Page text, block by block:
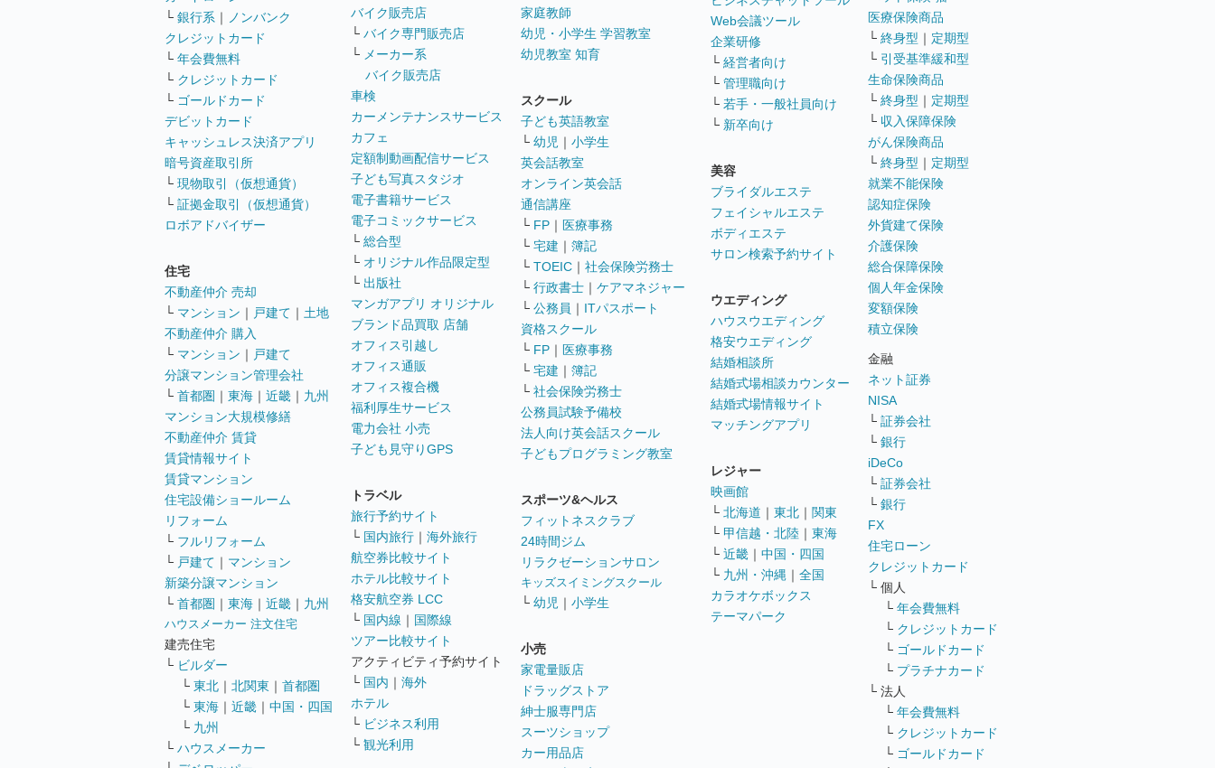
└ 銀行系 ｜
ノンバンク
クレジットカード
└ 年会費無料
└ クレジットカード
└ ゴールドカード
デビットカード
キャッシュレス決済アプリ
暗号資産取引所
└ 現物取引（仮想通貨）
└ 証拠金取引（仮想通貨）
ロボアドバイザー
住宅
不動産仲介 売却
└ マンション ｜ 戸建て ｜ 土地
不動産仲介 購入
└ マンション ｜ 戸建て
分譲マンション管理会社
└ 首都圏 ｜ 東海 ｜ 近畿 ｜ 九州
マンション大規模修繕
不動産仲介 賃貸
賃貸情報サイト
賃貸マンション
住宅設備ショールーム
リフォーム
└ フルリフォーム
└ 戸建て ｜ マンション
新築分譲マンション
└ 首都圏 ｜ 東海 ｜ 近畿 ｜ 九州
ハウスメーカー 注文住宅
建売住宅
└ ビルダー
└ 東北 ｜ 北関東 ｜ 首都圏
└ 東海 ｜ 近畿 ｜ 中国・四国
└ 九州
└ ハウスメーカー
バイク販売店
└ バイク専門販売店
└ メーカー系
バイク販売店
車検
カーメンテナンスサービス
カフェ
定額制動画配信サービス
子ども写真スタジオ
電子書籍サービス
電子コミックサービス
└ 総合型
└ オリジナル作品限定型
└ 出版社
マンガアプリ オリジナル
ブランド品買取 店舗
オフィス引越し
オフィス通販
オフィス複合機
福利厚生サービス
電力会社 小売
子ども見守りGPS
トラベル
旅行予約サイト
└ 国内旅行 ｜ 海外旅行
航空券比較サイト
ホテル比較サイト
格安航空券 LCC
└ 国内線 ｜ 国際線
ツアー比較サイト
アクティビティ予約サイト
└ 国内 ｜ 海外
ホテル
└ ビジネス利用
└ 観光利用
家庭教師
幼児・小学生 学習教室
幼児教室 知育
スクール
子ども英語教室
└ 幼児 ｜ 小学生
英会話教室
オンライン英会話
通信講座
└ FP ｜ 医療事務
└ 宅建 ｜ 簿記
└ TOEIC ｜ 社会保険労務士
└ 行政書士 ｜ ケアマネジャー
└ 公務員 ｜ ITパスポート
資格スクール
└ FP ｜ 医療事務
└ 宅建 ｜ 簿記
└ 社会保険労務士
公務員試験予備校
法人向け英会話スクール
子どもプログラミング教室
スポーツ&ヘルス
フィットネスクラブ
24時間ジム
リラクゼーションサロン
キッズスイミングスクール
└ 幼児 ｜ 小学生
小売
家電量販店
ドラッグストア
紳士服専門店
スーツショップ
カー用品店
Web会議ツール
企業研修
└ 経営者向け
└ 管理職向け
└ 若手・一般社員向け
└ 新卒向け
美容
ブライダルエステ
フェイシャルエステ
ボディエステ
サロン検索予約サイト
ウエディング
ハウスウエディング
格安ウエディング
結婚相談所
結婚式場相談カウンター
結婚式場情報サイト
マッチングアプリ
レジャー
映画館
└ 北海道 ｜ 東北 ｜ 関東
└ 甲信越・北陸 ｜ 東海
└ 近畿 ｜ 中国・四国
└ 九州・沖縄 ｜ 全国
カラオケボックス
テーマパーク
医療保険商品
└ 終身型 ｜ 定期型
└ 引受基準緩和型
生命保険商品
└ 終身型 ｜ 定期型
└ 収入保障保険
がん保険商品
└ 終身型 ｜ 定期型
就業不能保険
認知症保険
外貨建て保険
介護保険
総合保障保険
個人年金保険
変額保険
積立保険
金融
ネット証券
NISA
└ 証券会社
└ 銀行
iDeCo
└ 証券会社
└ 銀行
FX
住宅ローン
クレジットカード
└ 個人
└ 年会費無料
└ クレジットカード
└ ゴールドカード
└ プラチナカード
└ 法人
└ 年会費無料
└ クレジットカード
└ ゴールドカード